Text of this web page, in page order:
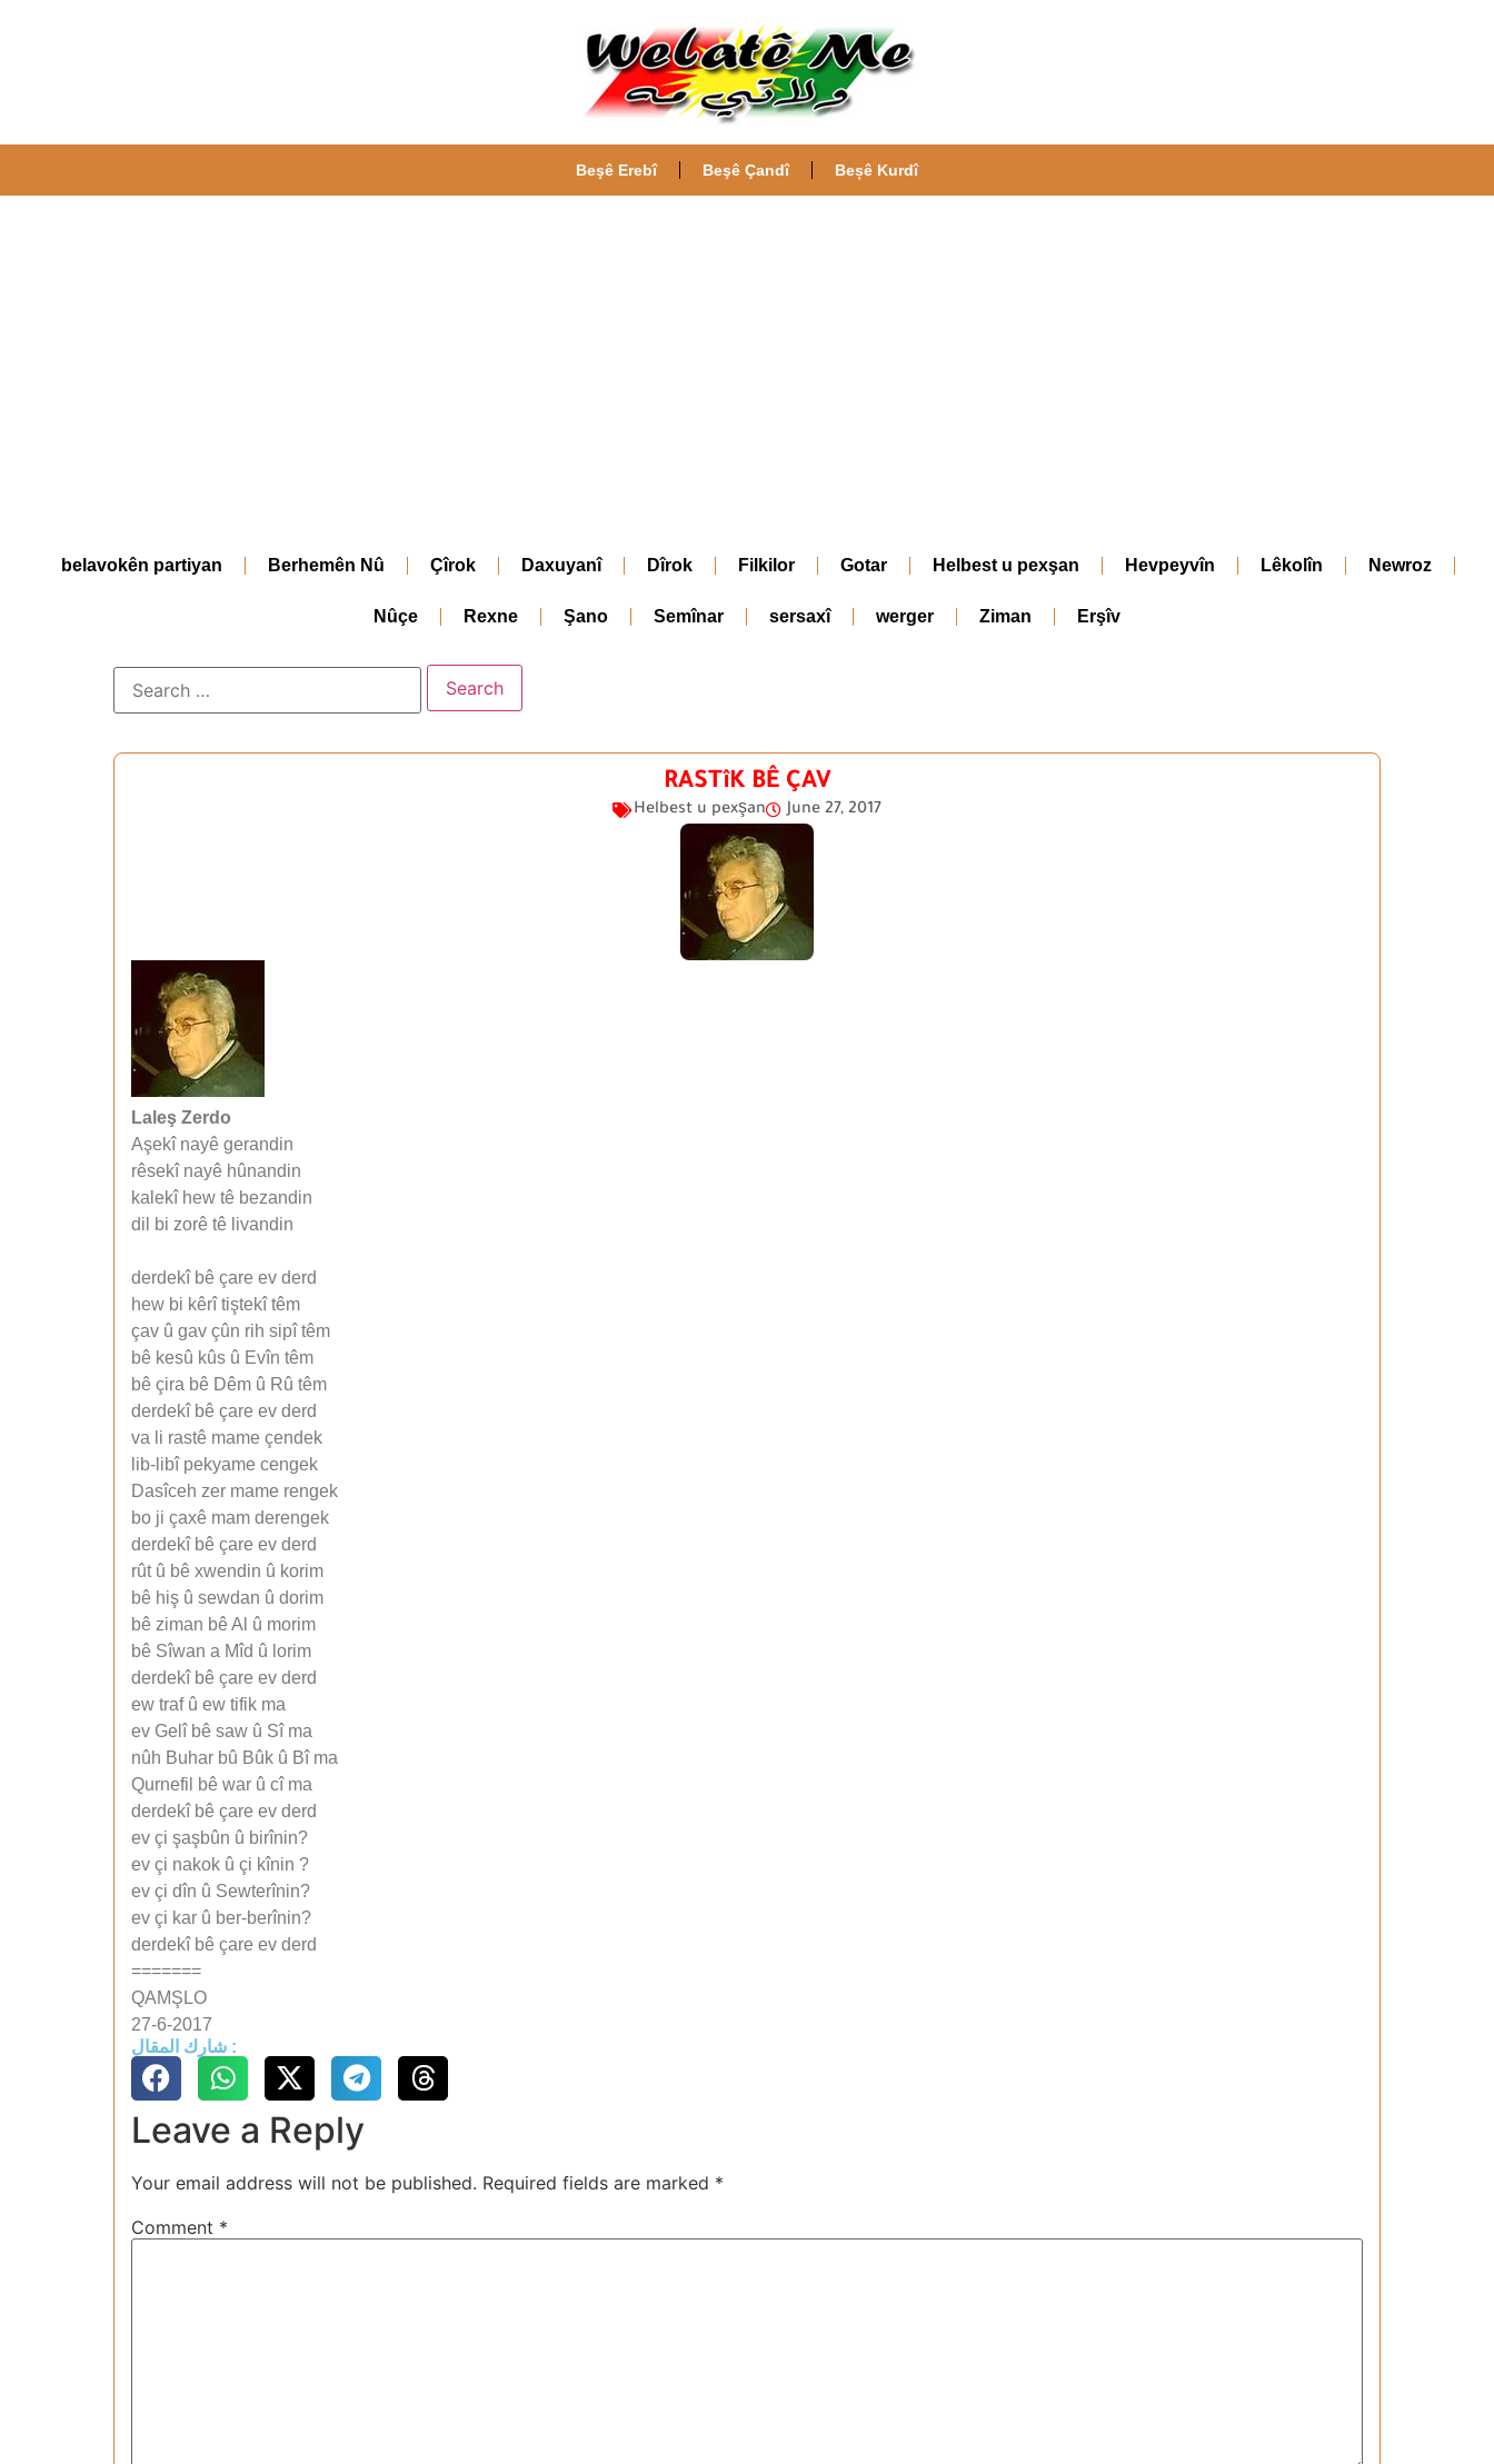
Beşê Erebî Beşê Çandî Beșê Kurdî
belavokên partiyan Berhemên Nû Çîrok Daxuyanî Dîrok Filkilor Gotar Helbest u pexşan Hevpeyvîn Lêkolîn Newroz
Nûçe Rexne Şano Semînar sersaxî werger Ziman Erşîv
RASTîK BÊ ÇAV
Helbest u pexşan June 27, 2017
Laleş Zerdo
Aşekî nayê gerandin
rêsekî nayê hûnandin
kalekî hew tê bezandin
dil bi zorê tê livandin
derdekî bê çare ev derd
hew bi kêrî tiştekî têm
çav û gav çûn rih sipî têm
bê kesû kûs û Evîn têm
bê çira bê Dêm û Rû têm
derdekî bê çare ev derd
va li rastê mame çendek
lib-libî pekyame cengek
Dasîceh zer mame rengek
bo ji çaxê mam derengek
derdekî bê çare ev derd
rût û bê xwendin û korim
bê hiş û sewdan û dorim
bê ziman bê Al û morim
bê Sîwan a Mîd û lorim
derdekî bê çare ev derd
ew traf û ew tifik ma
ev Gelî bê saw û Sî ma
nûh Buhar bû Bûk û Bî ma
Qurnefil bê war û cî ma
derdekî bê çare ev derd
ev çi şaşbûn û birînin?
ev çi nakok û çi kînin ?
ev çi dîn û Sewterînin?
ev çi kar û ber-berînin?
derdekî bê çare ev derd
=======
QAMŞLO
27-6-2017
شارك المقال :
Leave a Reply
Your email address will not be published. Required fields are marked *
Comment *